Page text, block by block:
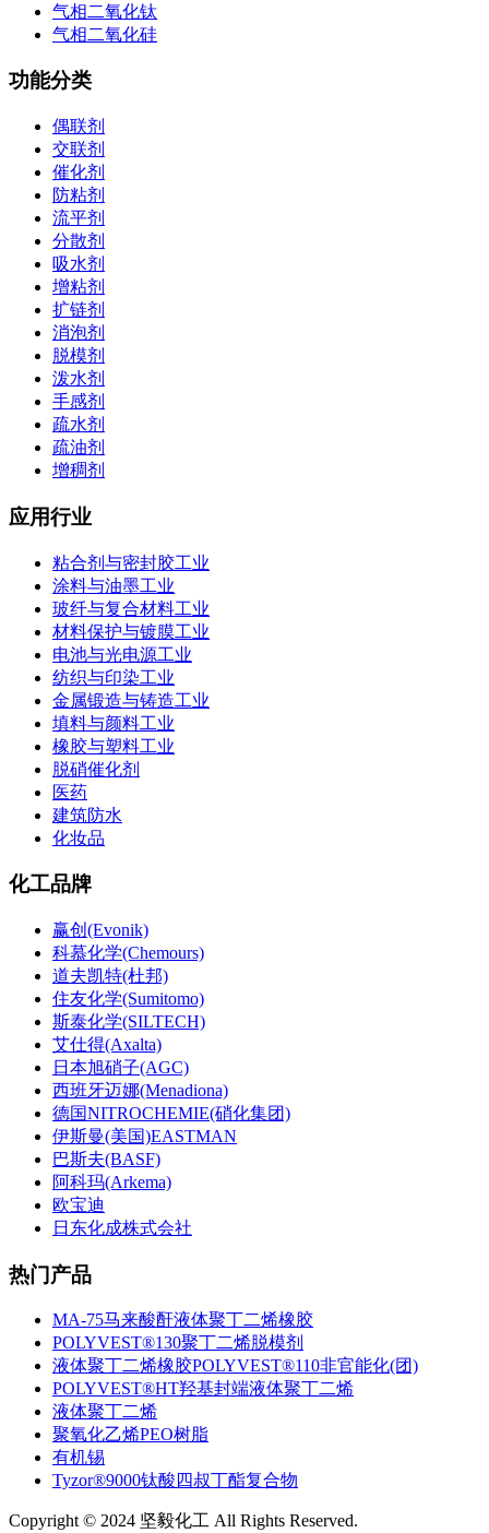
气相二氧化钛
气相二氧化硅
功能分类
偶联剂
交联剂
催化剂
防粘剂
流平剂
分散剂
吸水剂
增粘剂
扩链剂
消泡剂
脱模剂
泼水剂
手感剂
疏水剂
疏油剂
增稠剂
应用行业
粘合剂与密封胶工业
涂料与油墨工业
玻纤与复合材料工业
材料保护与镀膜工业
电池与光电源工业
纺织与印染工业
金属锻造与铸造工业
填料与颜料工业
橡胶与塑料工业
脱硝催化剂
医药
建筑防水
化妆品
化工品牌
赢创(Evonik)
科慕化学(Chemours)
道夫凯特(杜邦)
住友化学(Sumitomo)
斯泰化学(SILTECH)
艾仕得(Axalta)
日本旭硝子(AGC)
西班牙迈娜(Menadiona)
德国NITROCHEMIE(硝化集团)
伊斯曼(美国)EASTMAN
巴斯夫(BASF)
阿科玛(Arkema)
欧宝迪
日东化成株式会社
热门产品
MA-75马来酸酐液体聚丁二烯橡胶
POLYVEST®130聚丁二烯脱模剂
液体聚丁二烯橡胶POLYVEST®110非官能化(团)
POLYVEST®HT羟基封端液体聚丁二烯
液体聚丁二烯
聚氧化乙烯PEO树脂
有机锡
Tyzor®9000钛酸四叔丁酯复合物
Copyright © 2024 坚毅化工 All Rights Reserved.